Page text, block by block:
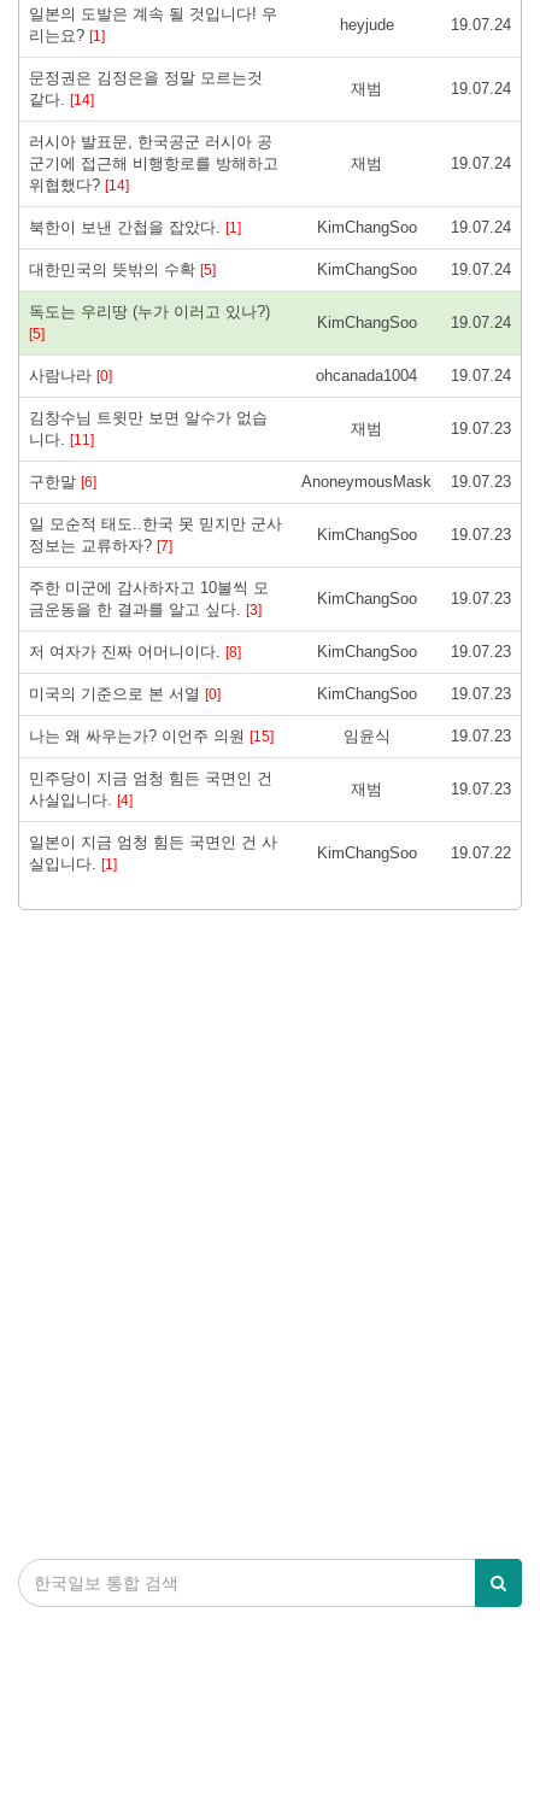
일본의 도발은 계속 될 것입니다! 우
리는요? [1]
heyjude 19.07.24
문정권은 김정은을 정말 모르는것
같다. [14]
재범 19.07.24
러시아 발표문, 한국공군 러시아 공
군기에 접근해 비행항로를 방해하고
위협했다? [14]
재범 19.07.24
북한이 보낸 간첩을 잡았다. [1] KimChangSoo 19.07.24
대한민국의 뜻밖의 수확 [5] KimChangSoo 19.07.24
독도는 우리땅 (누가 이러고 있나?)
[5]
KimChangSoo 19.07.24
사람나라 [0] ohcanada1004 19.07.24
김창수님 트윗만 보면 알수가 없습
니다. [11]
재범 19.07.23
구한말 [6] AnoneymousMask 19.07.23
일 모순적 태도..한국 못 믿지만 군사
정보는 교류하자? [7]
KimChangSoo 19.07.23
주한 미군에 감사하자고 10불씩 모
금운동을 한 결과를 알고 싶다. [3]
KimChangSoo 19.07.23
저 여자가 진짜 어머니이다. [8] KimChangSoo 19.07.23
미국의 기준으로 본 서열 [0] KimChangSoo 19.07.23
나는 왜 싸우는가? 이언주 의원 [15] 임윤식 19.07.23
민주당이 지금 엄청 힘든 국면인 건
사실입니다. [4]
재범 19.07.23
일본이 지금 엄청 힘든 국면인 건 사
실입니다. [1]
KimChangSoo 19.07.22